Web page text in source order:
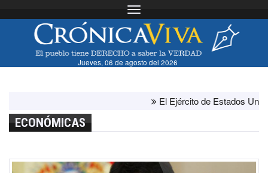
Toggle navigation
Jueves, 06 de agosto del 2026
El Ejército de Estados Unidos
ECONÓMICAS